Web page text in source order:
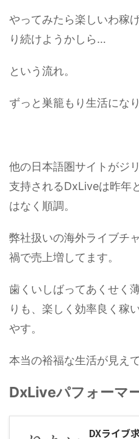
やってみたら楽しいわ稼
り続けようかしら…
という流れ。
ずっと巣籠もり生活になり
他の日本語圏サイトがジ
支持されるDxLiveは昨年
はなく順調。
弊社扱いの海外ライブチ
禍で売上増してます。
歯くいしばってあくせく
りも、楽しく効率良く稼
やす。
本当の裕福な生活が見え
DxLiveパフォーマ
DXライブ